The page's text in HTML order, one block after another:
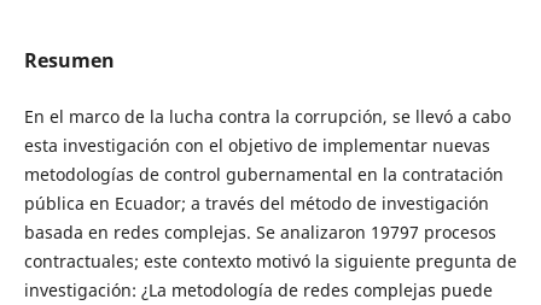
Resumen
En el marco de la lucha contra la corrupción, se llevó a cabo
esta investigación con el objetivo de implementar nuevas
metodologías de control gubernamental en la contratación
pública en Ecuador; a través del método de investigación
basada en redes complejas. Se analizaron 19797 procesos
contractuales; este contexto motivó la siguiente pregunta de
investigación: ¿La metodología de redes complejas puede